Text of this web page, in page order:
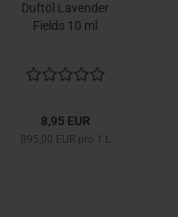
Duftöl Lavender
Fields 10 ml
8,95 EUR
895,00 EUR pro 1 L